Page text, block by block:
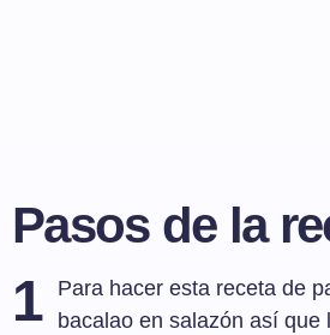
Pasos de la
1
Para hacer esta receta de
bacalao en salazón así